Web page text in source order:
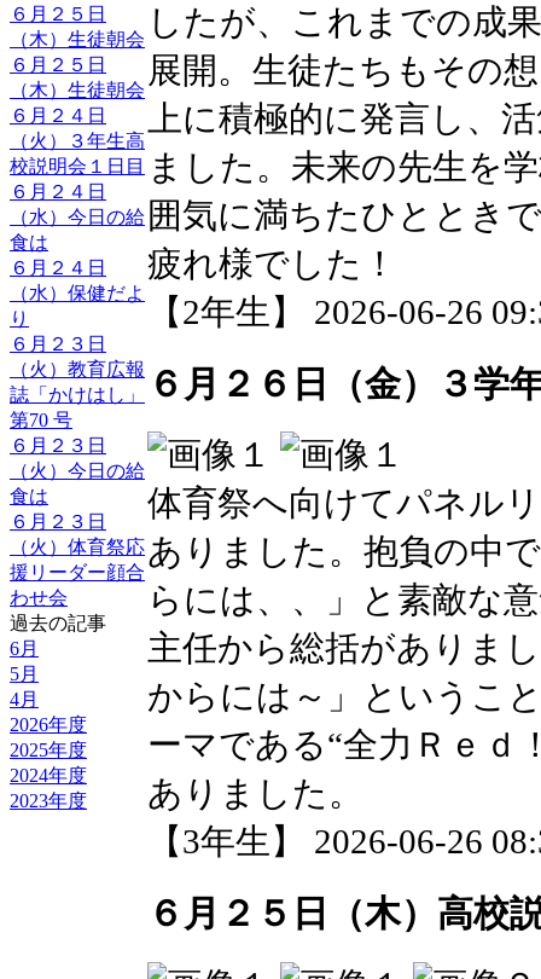
６月２５日
（木）生徒朝会
６月２５日
（木）生徒朝会
６月２４日
（火）３年生高
校説明会１日目
６月２４日
（水）今日の給
食は
６月２４日
（水）保健だよ
り
６月２３日
（火）教育広報
誌「かけはし」
第70 号
６月２３日
（火）今日の給
食は
６月２３日
（火）体育祭応
援リーダー顔合
わせ会
過去の記事
6月
5月
4月
2026年度
2025年度
2024年度
2023年度
したが、これまでの成
展開。生徒たちもその
上に積極的に発言し、
ました。未来の先生を
囲気に満ちたひととき
疲れ様でした！
【2年生】 2026-06-26
６月２６日（金）３学
体育祭へ向けてパネル
ありました。抱負の中
らには、、」と素敵な
主任から総括がありま
からには～」というこ
ーマである“全力Ｒｅｄ
ありました。
【3年生】 2026-06-26
６月２５日（木）高